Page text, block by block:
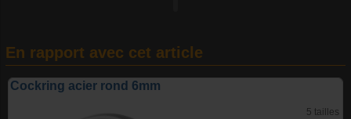
En rapport avec cet article
Cockring acier rond 6mm
5 tailles